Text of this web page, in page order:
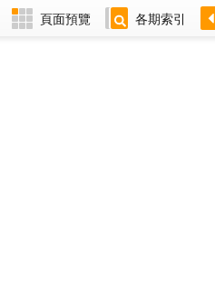
頁面預覽 各期索引